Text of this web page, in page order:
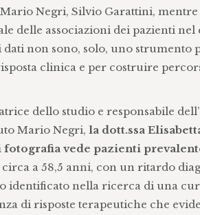
Negri, Silvio Garattini, mentre
delle associazioni dei pazienti
dati non sono, solo, uno
clinica e per costruire
dello studio e responsabile
Mario Negri, la dott.ssa
vede pazienti
a 58,5 anni, con un ritardo
identificato nella ricerca di una
di risposte terapeutiche che